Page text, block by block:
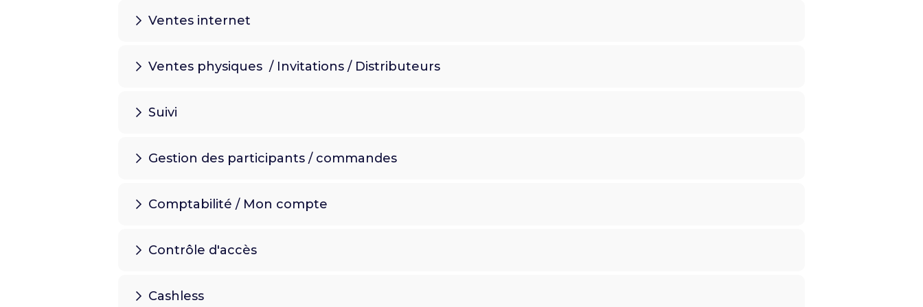
Ventes internet
Ventes physiques / Invitations / Distributeurs
Suivi
Gestion des participants / commandes
Comptabilité / Mon compte
Contrôle d'accès
Cashless